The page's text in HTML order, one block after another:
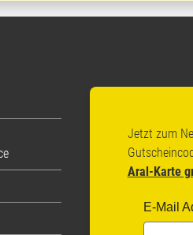
Jetzt zum
Aral-Karte
E-Mail